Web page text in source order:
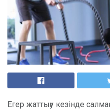
Егер жаттығу кезінде